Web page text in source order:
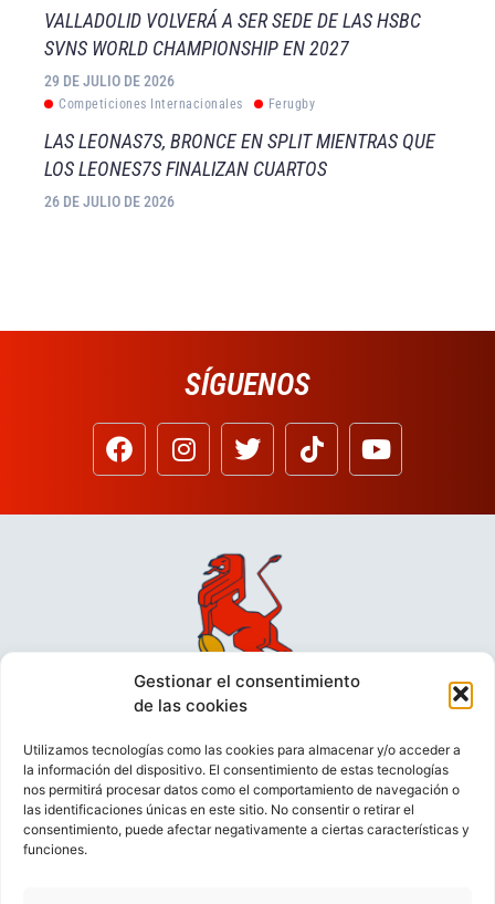
Gestionar el consentimiento
de las cookies
Utilizamos tecnologías como las cookies para almacenar y/o acceder a
la información del dispositivo. El consentimiento de estas tecnologías
nos permitirá procesar datos como el comportamiento de navegación o
las identificaciones únicas en este sitio. No consentir o retirar el
consentimiento, puede afectar negativamente a ciertas características y
funciones.
VALLADOLID VOLVERÁ A SER SEDE DE LAS HSBC
SVNS WORLD CHAMPIONSHIP EN 2027
29 DE JULIO DE 2026
Competiciones Internacionales Ferugby
LAS LEONAS7S, BRONCE EN SPLIT MIENTRAS QUE
LOS LEONES7S FINALIZAN CUARTOS
26 DE JULIO DE 2026
SÍGUENOS